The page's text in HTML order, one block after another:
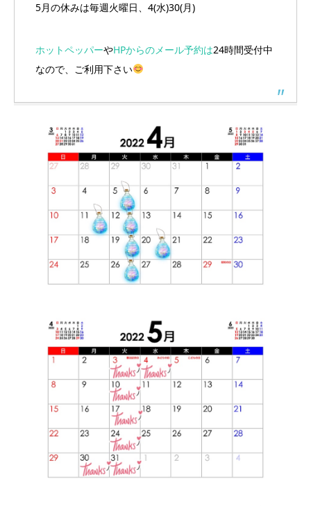
5月の休みは毎週火曜日、4(水)30(月)
ホットペッパーやHPからのメール予約は24時間受付中
なので、ご利用下さい